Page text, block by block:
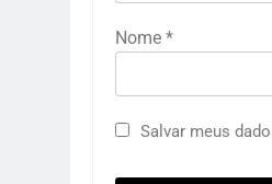
Nome *
Salvar meus